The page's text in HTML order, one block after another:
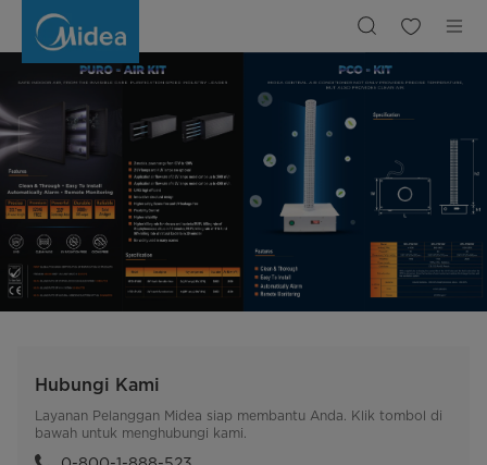
purification
Hubungi Kami
Layanan Pelanggan Midea siap membantu Anda. Klik tombol di
bawah untuk menghubungi kami.